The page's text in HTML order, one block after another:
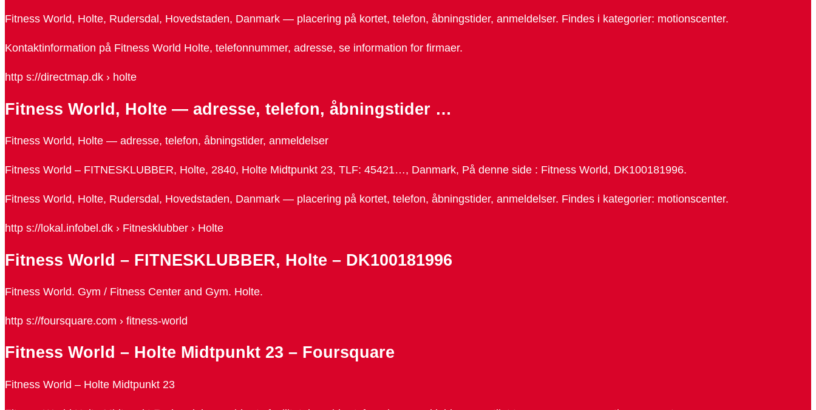
Fitness World, Holte, Rudersdal, Hovedstaden, Danmark — placering på kortet, telefon, åbningstider, anmeldelser. Findes i kategorier: motionscenter.
Kontaktinformation på Fitness World Holte, telefonnummer, adresse, se information for firmaer.
http s://directmap.dk › holte
Fitness World, Holte — adresse, telefon, åbningstider …
Fitness World, Holte — adresse, telefon, åbningstider, anmeldelser
Fitness World – FITNESKLUBBER, Holte, 2840, Holte Midtpunkt 23, TLF: 45421…, Danmark, På denne side : Fitness World, DK100181996.
Fitness World, Holte, Rudersdal, Hovedstaden, Danmark — placering på kortet, telefon, åbningstider, anmeldelser. Findes i kategorier: motionscenter.
http s://lokal.infobel.dk › Fitnesklubber › Holte
Fitness World – FITNESKLUBBER, Holte – DK100181996
Fitness World. Gym / Fitness Center and Gym. Holte.
http s://foursquare.com › fitness-world
Fitness World – Holte Midtpunkt 23 – Foursquare
Fitness World – Holte Midtpunkt 23